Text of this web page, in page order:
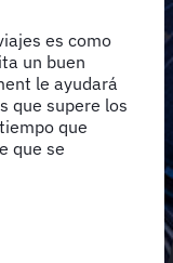
es como
un buen
le ayudará
que supere los
que
que se